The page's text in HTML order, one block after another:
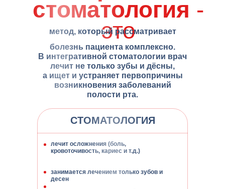
стоматология -
это
болезнь пациента комплексно.
В интегративной стоматологии врач
лечит не только зубы и дёсны,
а ищет и устраняет первопричины
возникновения заболеваний
полости рта.
СТОМАТОЛОГИЯ
лечит осложнения (боль,
кровоточивость, кариес и т.д.)
занимается лечением только зубов и
десен
метод, который рассматривает